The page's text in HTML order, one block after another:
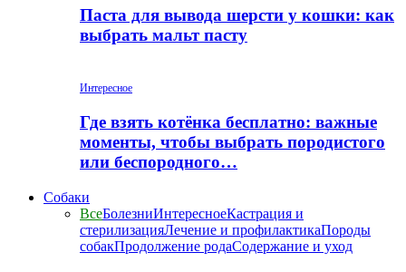
Паста для вывода шерсти у кошки: как
выбрать мальт пасту
Интересное
Где взять котёнка бесплатно: важные
моменты, чтобы выбрать породистого
или беспородного…
Собаки
ВсеБолезниИнтересноеКастрация и
стерилизацияЛечение и профилактикаПороды
собакПродолжение родаСодержание и уход